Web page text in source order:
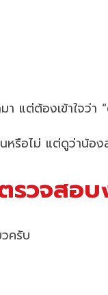
แต่ต้องเข้าใจว่า “
นหรือไม่ แต่ดูว่าน้
รวจสอ
ครับ